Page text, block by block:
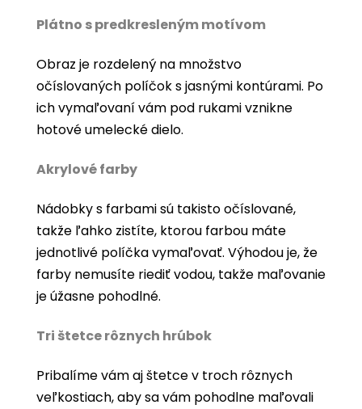
Plátno s predkresleným motívom
Obraz je rozdelený na množstvo
očíslovaných políčok s jasnými kontúrami. Po
ich vymaľovaní vám pod rukami vznikne
hotové umelecké dielo.
Akrylové farby
Nádobky s farbami sú takisto očíslované,
takže ľahko zistíte, ktorou farbou máte
jednotlivé políčka vymaľovať. Výhodou je, že
farby nemusíte riediť vodou, takže maľovanie
je úžasne pohodlné.
Tri štetce rôznych hrúbok
Pribalíme vám aj štetce v troch rôznych
veľkostiach, aby sa vám pohodlne maľovali